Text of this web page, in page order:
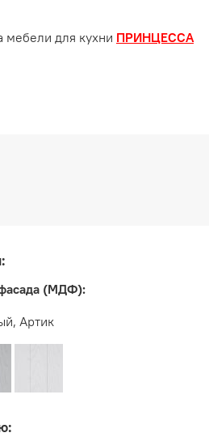
для кухни ПРИНЦЕССА
(МДФ):
Артик